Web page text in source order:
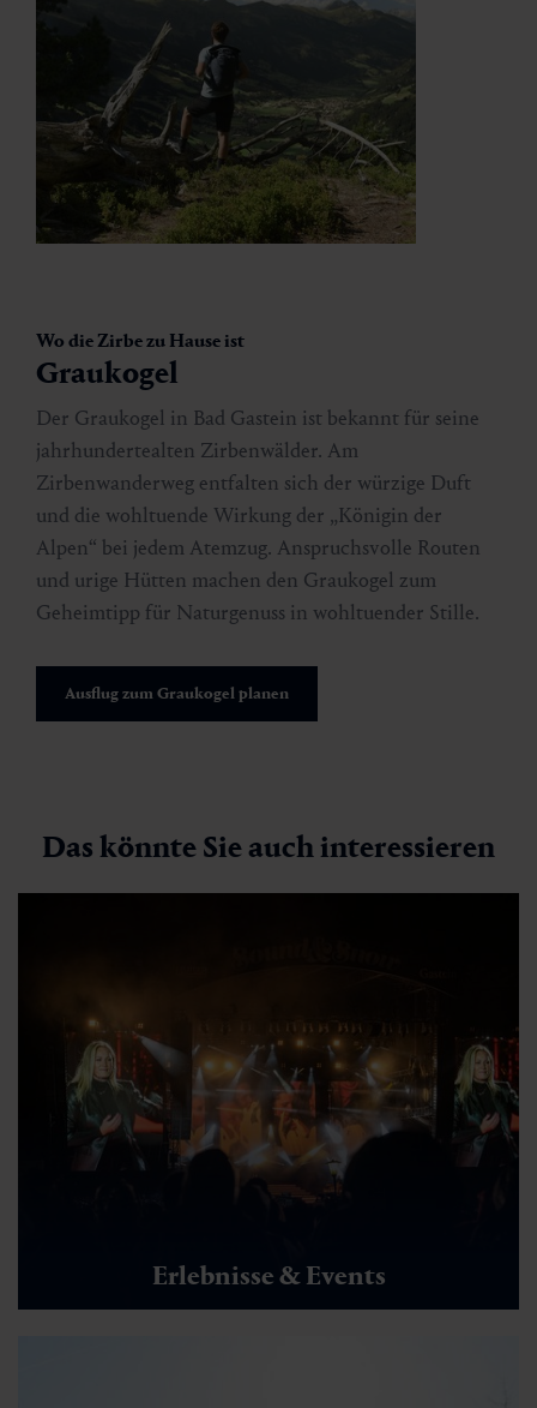
Wo die Zirbe zu Hause ist
Graukogel
Der Graukogel in Bad Gastein ist bekannt für seine
jahrhundertealten Zirbenwälder. Am
Zirbenwanderweg entfalten sich der würzige Duft
und die wohltuende Wirkung der „Königin der
Alpen“ bei jedem Atemzug. Anspruchsvolle Routen
und urige Hütten machen den Graukogel zum
Geheimtipp für Naturgenuss in wohltuender Stille.
Ausflug zum Graukogel planen
Das könnte Sie auch interessieren
Erlebnisse & Events